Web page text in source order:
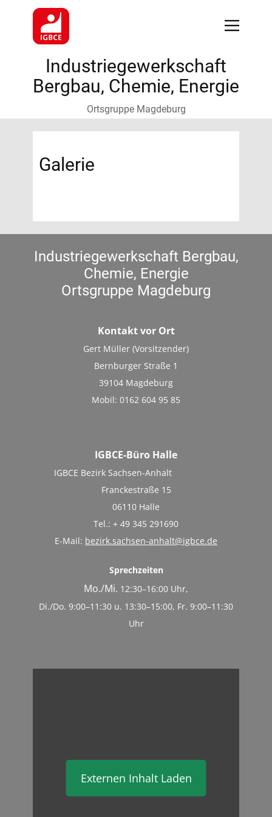
Industriegewerkschaft
Bergbau, Chemie, Energie
Ortsgruppe Magdeburg
Galerie
Industriegewerkschaft Bergbau,
Chemie, Energie
Ortsgruppe Magdeburg
Kontakt vor Ort
Gert Müller (Vorsitzender)
Bernburger Straße 1
39104 Magdeburg
Mobil: 0162 604 95 85
IGBCE-Büro Halle
IGBCE Bezirk Sachsen-Anhalt
Franckestraße 15
06110 Halle
Tel.: + 49 345 291690
E-Mail: bezirk.sachsen-anhalt@igbce.de
Sprechzeiten
Mo./Mi. 12:30–16:00 Uhr,
Di./Do. 9:00–11:30 u. 13:30–15:00, Fr. 9:00–11:30
Uhr
Externen Inhalt Laden